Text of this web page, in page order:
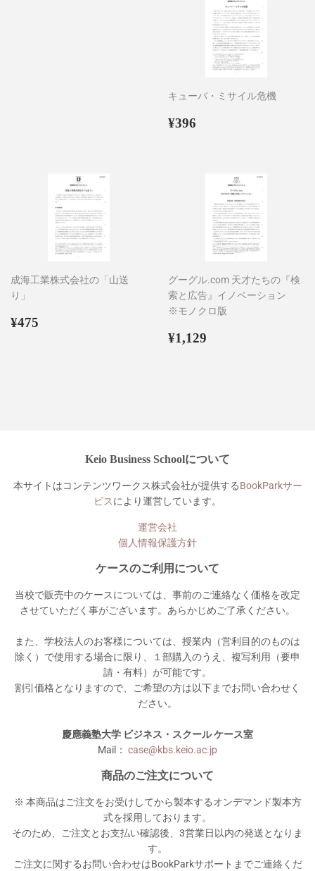
キューバ・ミサイル危機
通
¥396
成海工業株式会社の「山送
り」
通
¥475
グーグル.com 天才たちの『検
索と広告』イノベーション
※モノクロ版
通
¥1,129
Keio Business Schoolについて
本サイトはコンテンツワークス株式会社が提供するBookParkサー
ビスにより運営しています。
運営会社
個人情報保護方針
ケースのご利用について
当校で販売中のケースについては、事前のご連絡なく価格を改定
させていただく事がございます。あらかじめご了承ください。
また、学校法人のお客様については、授業内（営利目的のものは
除く）で使用する場合に限り、１部購入のうえ、複写利用（要申
請・有料）が可能です。
割引価格となりますので、ご希望の方は以下までお問い合わせく
ださい。
慶應義塾大学 ビジネス・スクール ケース室
Mail： case@kbs.keio.ac.jp
商品のご注文について
※ 本商品はご注文をお受けしてから製本するオンデマンド製本方
式を採用しております。
そのため、ご注文とお支払い確認後、3営業日以内の発送となりま
す。
ご注文に関するお問い合わせはBookParkサポートまでご連絡くだ